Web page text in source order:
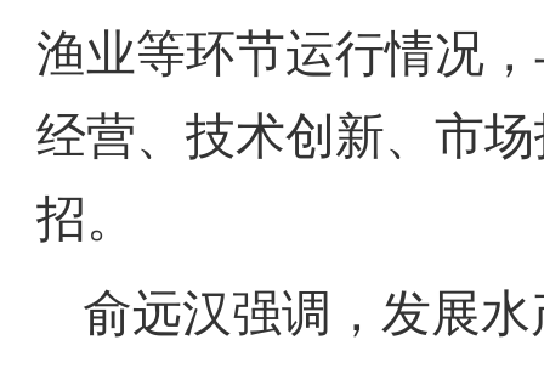
渔业等环节运行情况
经营、技术创新、市
招。
俞远汉强调，发展